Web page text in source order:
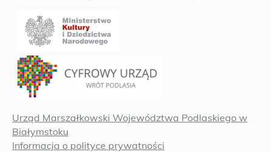
Urząd Marszałkowski Województwa Podlaskiego w
Białymstoku
Informacja o polityce prywatności